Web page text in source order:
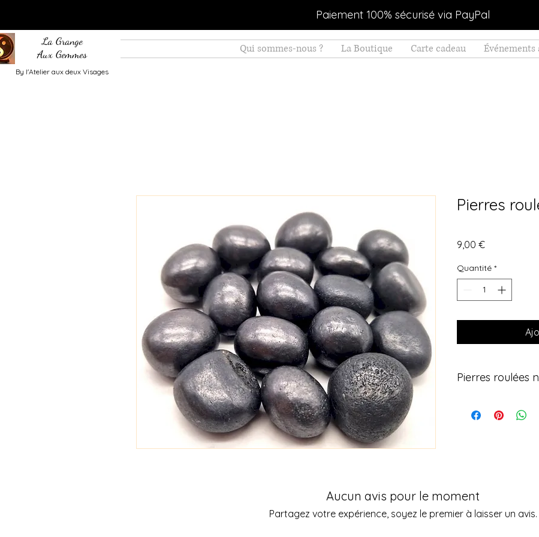
Paiement 100% sécurisé via PayPal
La Grange
Aux Gemmes
By l'Atelier aux deux Visages
Qui sommes-nous ? La Boutique Carte cadeau Événements
Pierres
9,00 €Prix
Quantité *
Pierres roulées
semi-précieuses,
💎 Caractéristiques
• Pierres 100 %
• Taille compacte
Aucun avis pour le moment
Partagez votre expérience, soyez le premier à laisser un avis.